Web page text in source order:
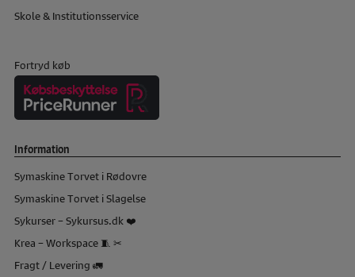
Skole & Institutionsservice
Fortryd køb
Information
Symaskine Torvet i Rødovre
Symaskine Torvet i Slagelse
Sykurser – Sykursus.dk ❤️
Krea – Workspace 🧵 ✂
Fragt / Levering 🚛